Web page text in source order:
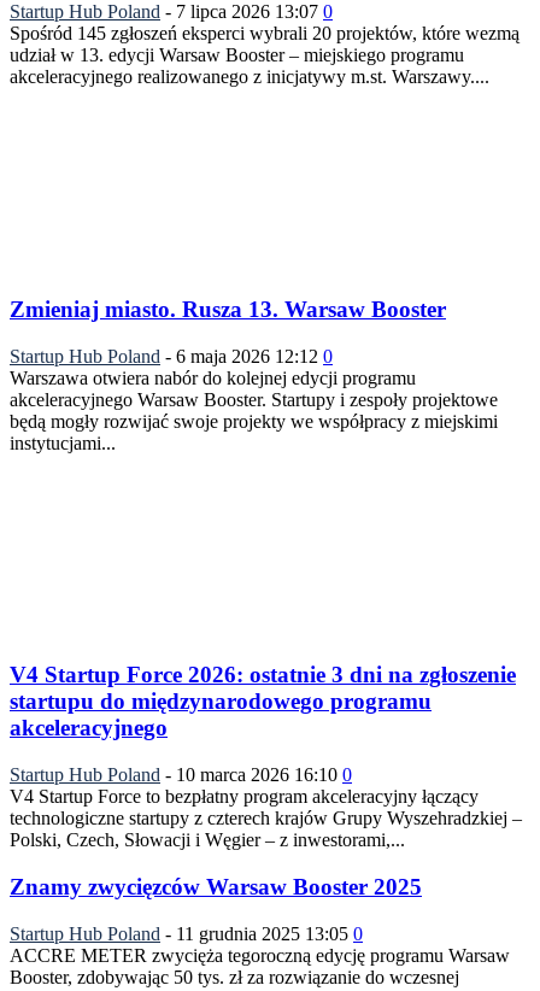
Startup Hub Poland - 7 lipca 2026 13:07 0
Spośród 145 zgłoszeń eksperci wybrali 20 projektów, które wezmą
udział w 13. edycji Warsaw Booster – miejskiego programu
akceleracyjnego realizowanego z inicjatywy m.st. Warszawy....
Zmieniaj miasto. Rusza 13. Warsaw Booster
Startup Hub Poland - 6 maja 2026 12:12 0
Warszawa otwiera nabór do kolejnej edycji programu
akceleracyjnego Warsaw Booster. Startupy i zespoły projektowe
będą mogły rozwijać swoje projekty we współpracy z miejskimi
instytucjami...
V4 Startup Force 2026: ostatnie 3 dni na zgłoszenie
startupu do międzynarodowego programu
akceleracyjnego
Startup Hub Poland - 10 marca 2026 16:10 0
V4 Startup Force to bezpłatny program akceleracyjny łączący
technologiczne startupy z czterech krajów Grupy Wyszehradzkiej –
Polski, Czech, Słowacji i Węgier – z inwestorami,...
Znamy zwycięzców Warsaw Booster 2025
Startup Hub Poland - 11 grudnia 2025 13:05 0
ACCRE METER zwycięża tegoroczną edycję programu Warsaw
Booster, zdobywając 50 tys. zł za rozwiązanie do wczesnej